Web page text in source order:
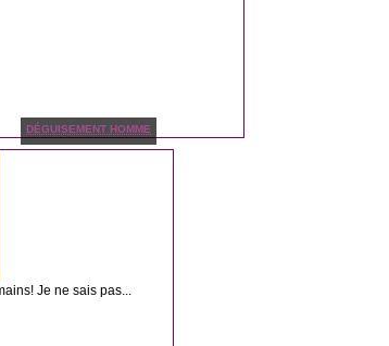
DÉGUISEMENT HOMME
Je ne sais pas...